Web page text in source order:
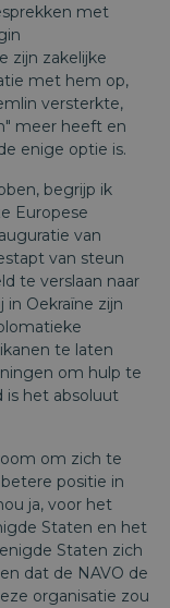
met
zijn zakelijke
met hem op,
versterkte,
meer heeft en
enige optie is.
begrijp ik
Europese
van
van steun
te verslaan naar
Oekraïne zijn
te laten
om hulp te
is het absoluut
om zich te
positie in
ja, voor het
Staten en het
Staten zich
dat de NAVO de
organisatie zou